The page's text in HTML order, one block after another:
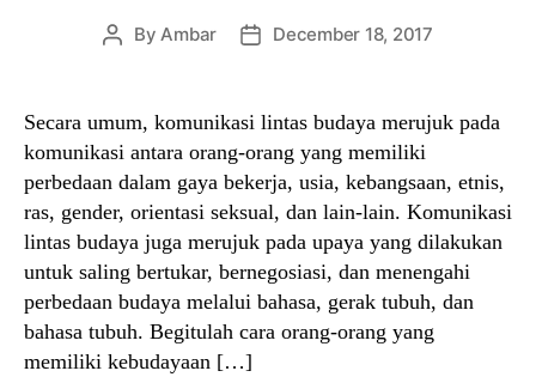
PostByAmbar
PostDecember 18, 2017
Secara umum, komunikasi lintas budaya merujuk pada
komunikasi antara orang-orang yang memiliki
perbedaan dalam gaya bekerja, usia, kebangsaan, etnis,
ras, gender, orientasi seksual, dan lain-lain. Komunikasi
lintas budaya juga merujuk pada upaya yang dilakukan
untuk saling bertukar, bernegosiasi, dan menengahi
perbedaan budaya melalui bahasa, gerak tubuh, dan
bahasa tubuh. Begitulah cara orang-orang yang
memiliki kebudayaan […]